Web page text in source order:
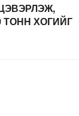
ХОГИЙГ